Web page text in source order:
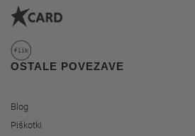
OSTALE POVEZAVE
Blog
Piškotki